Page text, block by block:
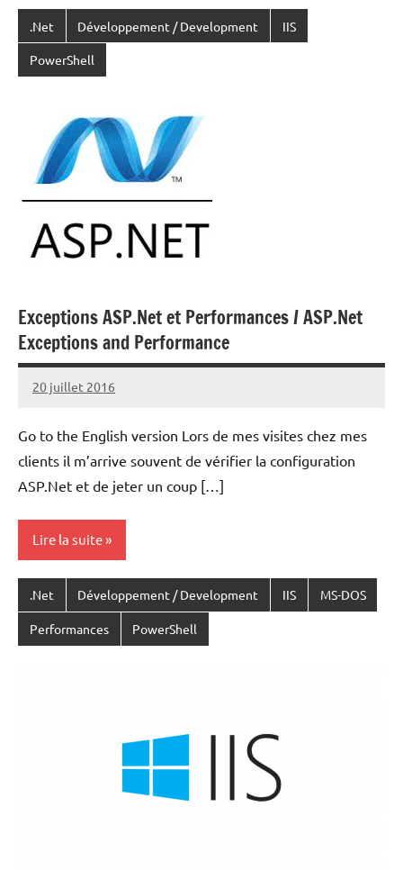
.Net Développement / Development IIS
PowerShell
Exceptions ASP.Net et Performances / ASP.Net
Exceptions and Performance
20 juillet 2016
Laurent
ACKER
Go to the English version Lors de mes visites chez mes
clients il m’arrive souvent de vérifier la configuration
ASP.Net et de jeter un coup […]
Lire la suite
.Net Développement / Development IIS MS-DOS
Performances PowerShell